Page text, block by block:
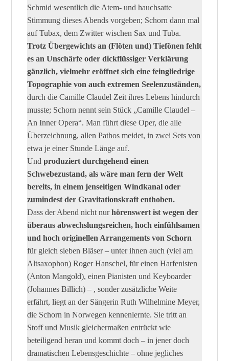
Schmid wesentlich die Atem- und hauchsatte
Stimmung dieses Abends vorgeben; Schorn dann mal
auf Tubax, dem Zwitter wischen Sax und Tuba.
Trotz Übergewichts an (Flöten und) Tiefönen fehlt
es an Unschärfe oder dickflüssiger Verklärung
gänzlich, vielmehr eröffnet sich eine feingliedrige
Topographie von auch extremen Seelenzuständen,
durch die Camille Claudel Zeit ihres Lebens hindurch
musste; Schorn nennt sein Stück „Camille Claudel –
An Inner Opera“. Man führt diese Oper, die alle
Überzeichnung, allen Pathos meidet, in zwei Sets von
etwa je einer Stunde Länge auf.
Und produziert durchgehend einen
Schwebezustand, als wäre man fern der Welt
bereits, in einem jenseitigen Windkanal oder
zumindest der Gravitationskraft enthoben.
Dass der Abend nicht nurhörenswert ist wegen der
überaus abwechslungsreichen, hoch einfühlsamen
und hoch originellen Arrangements von Schorn
für gleich sieben Bläser – unter ihnen auch (viel am
Altsaxophon) Roger Hanschel, für einen Harfenisten
(Anton Mangold), einen Pianisten und Keyboarder
(Johannes Billich) – , sonder zusätzliche Weite
erfährt, liegt an der Sängerin Ruth Wilhelmine Meyer,
die Schorn in Norwegen kennenlernte. Sie tritt an
Stoff und Musik gleichermaßen entrückt wie
beteiligend heran und kommt doch – in jener doch
dramatischen Lebensgeschichte – ohne jegliches